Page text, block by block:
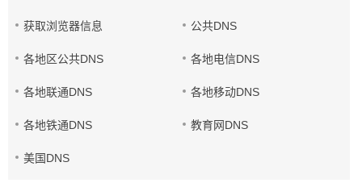
获取浏览器信息 公共DNS
各地区公共DNS 各地电信DNS
各地联通DNS 各地移动DNS
各地铁通DNS 教育网DNS
美国DNS